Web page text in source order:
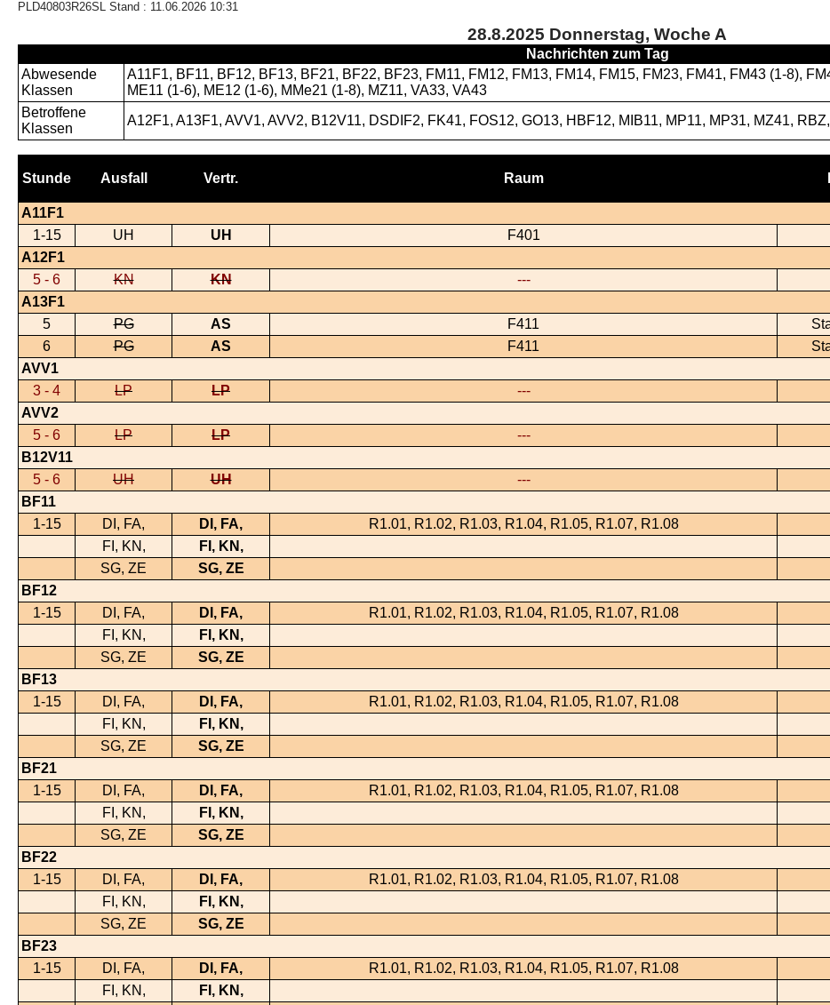
PLD40803R26SL Stand : 11.06.2026 10:31
28.8.2025 Donnerstag, Woche A
Nachrichten zum Tag
Abwesende
Klassen
A11F1, BF11, BF12, BF13, BF21, BF22, BF23, FM11, FM12, FM13, FM14, FM15, FM23, FM41, FM43 (1-8),
ME11 (1-6), ME12 (1-6), MMe21 (1-8), MZ11, VA33, VA43
Betroffene
Klassen
A12F1, A13F1, AVV1, AVV2, B12V11, DSDIF2, FK41, FOS12, GO13, HBF12, MIB11, MP11, MP31, MZ41,
Stunde Ausfall Vertr. Raum
A11F1
1-15
UH UH F401
A12F1
5 - 6
KN KN ---
A13F1
5
PG AS F411
6
PG AS F411
AVV1
3 - 4
LP LP ---
AVV2
5 - 6
LP LP ---
B12V11
5 - 6
UH UH ---
BF11
1-15
DI, FA, DI, FA, R1.01, R1.02, R1.03, R1.04, R1.05, R1.07, R1.08
FI, KN,
FI, KN,
SG, ZE
SG, ZE
BF12
1-15
DI, FA, DI, FA, R1.01, R1.02, R1.03, R1.04, R1.05, R1.07, R1.08
FI, KN,
FI, KN,
SG, ZE
SG, ZE
BF13
1-15
DI, FA, DI, FA, R1.01, R1.02, R1.03, R1.04, R1.05, R1.07, R1.08
FI, KN,
FI, KN,
SG, ZE
SG, ZE
BF21
1-15
DI, FA, DI, FA, R1.01, R1.02, R1.03, R1.04, R1.05, R1.07, R1.08
FI, KN,
FI, KN,
SG, ZE
SG, ZE
BF22
1-15
DI, FA, DI, FA, R1.01, R1.02, R1.03, R1.04, R1.05, R1.07, R1.08
FI, KN,
FI, KN,
SG, ZE
SG, ZE
BF23
1-15
DI, FA, DI, FA, R1.01, R1.02, R1.03, R1.04, R1.05, R1.07, R1.08
FI, KN,
FI, KN,